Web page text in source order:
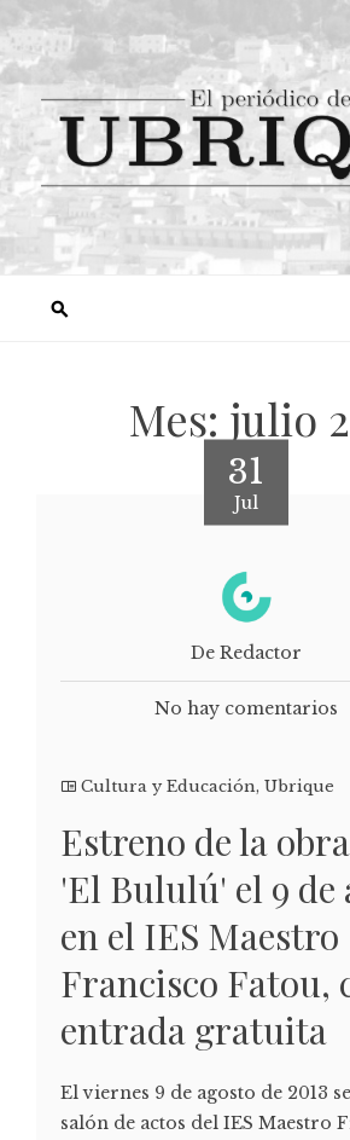
Mes: julio
31
Jul
De Redactor
No hay comentarios
Cultura y Educación, Ubrique
Estreno de la
'El Bululú' el 9 de
en el IES Maestro
Francisco Fatou,
entrada gratuita
El viernes 9 de agosto de 2013
salón de actos del IES Maestro